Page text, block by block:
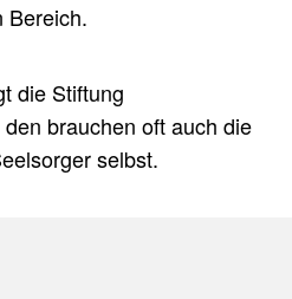
Bereich.
die Stiftung
brauchen oft auch die
selbst.